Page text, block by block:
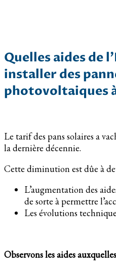
Quelles aides de
installer des
photovoltaiques
Le tarif des pans solaires a
la dernière décennie.
Cette diminution est dûe à
L’augmentation des
de sorte à permettre
Les évolutions
Observons les aides